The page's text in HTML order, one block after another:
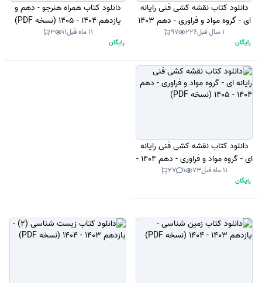
دانلود کتاب نقشه کشی فنی رایانه
ای - گروه مواد و فراوری - دهم 1403
- 1404 (نسخه PDF)1 سال قبل 226
97
رایگان
دانلود کتاب همراه هنرجو - دهم و
یازدهم 1404 - 1405 (نسخه PDF)
11 ماه قبل 11
3
رایگان
دانلود کتاب نقشه کشی فنی رایانه
ای - گروه مواد و فراوری - دهم 1404 -
1405 (نسخه PDF)11 ماه قبل 73
1
27
رایگان